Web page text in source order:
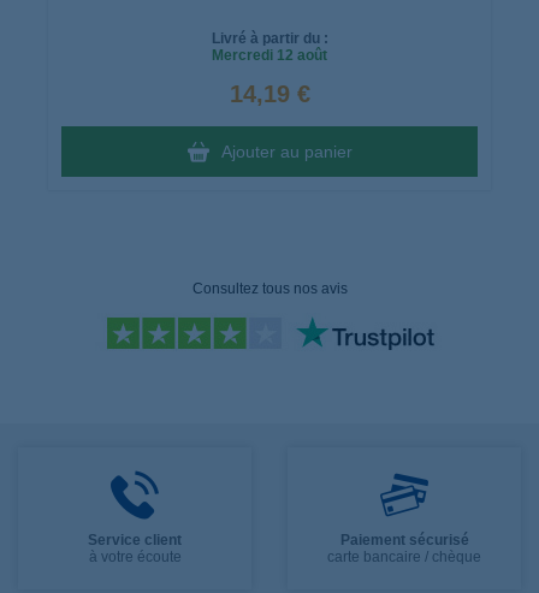
Livré à partir du :
Mercredi 12 août
14,19 €
Ajouter au panier
Consultez tous nos avis
Service client
à votre écoute
Paiement sécurisé
carte bancaire / chèque